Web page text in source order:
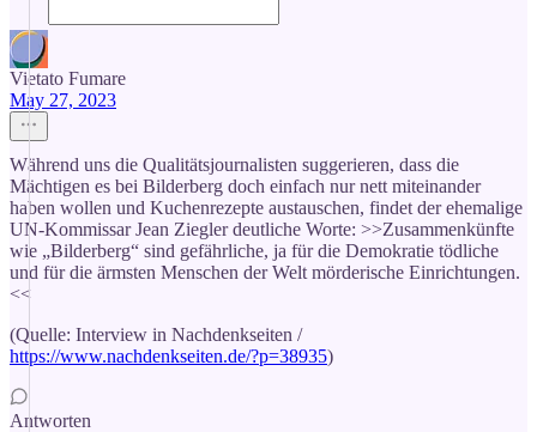
Vietato Fumare
May 27, 2023
Während uns die Qualitätsjournalisten suggerieren, dass die
Mächtigen es bei Bilderberg doch einfach nur nett miteinander
haben wollen und Kuchenrezepte austauschen, findet der ehemalige
UN-Kommissar Jean Ziegler deutliche Worte: >>Zusammenkünfte
wie „Bilderberg“ sind gefährliche, ja für die Demokratie tödliche
und für die ärmsten Menschen der Welt mörderische Einrichtungen.
<<
(Quelle: Interview in Nachdenkseiten /
https://www.nachdenkseiten.de/?p=38935)
Antworten